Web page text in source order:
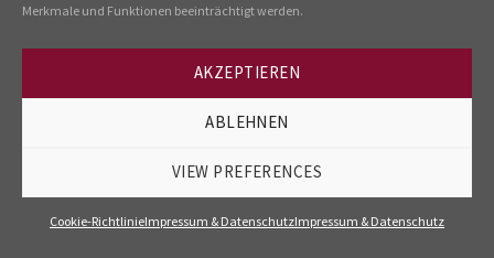
Merkmale und Funktionen beeinträchtigt werden.
AKZEPTIEREN
ABLEHNEN
VIEW PREFERENCES
Cookie-RichtlinieImpressum & DatenschutzImpressum & Datenschutz